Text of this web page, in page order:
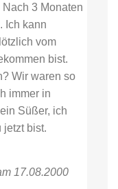
3 Monaten
Ich kann
vom
bist.
Wir waren so
immer in
Süßer, ich
jetzt bist.
17.08.2000